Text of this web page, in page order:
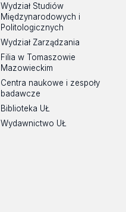
Wydział Studiów
Międzynarodowych i
Politologicznych
Wydział Zarządzania
Filia w Tomaszowie
Mazowieckim
Centra naukowe i zespoły
badawcze
Biblioteka UŁ
Wydawnictwo UŁ